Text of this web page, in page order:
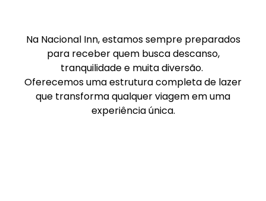
Na Nacional Inn, estamos sempre preparados
para receber quem busca descanso,
tranquilidade e muita diversão.
Oferecemos uma estrutura completa de lazer
que transforma qualquer viagem em uma
experiência única.